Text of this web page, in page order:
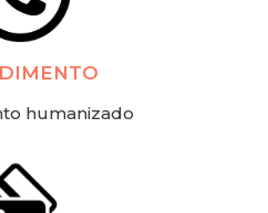
humanizado